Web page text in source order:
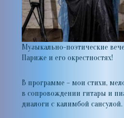
Музыкально-поэтические
Париже и его окрестностях!
В программе – мои стихи,
в сопровождении гитары и
диалоги с калимбой сансулой.